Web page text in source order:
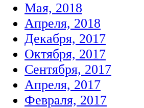
Мая, 2018
Апреля, 2018
Декабря, 2017
Октября, 2017
Сентября, 2017
Апреля, 2017
Февраля, 2017